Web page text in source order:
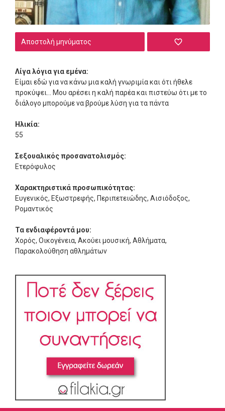
Αποστολή μηνύματος
Λίγα λόγια για εμένα:
Είμαι εδώ για να κάνω μια καλή γνωριμία και ότι ήθελε
προκύψει... Μου αρέσει η καλή παρέα και πιστεύω ότι με το
διάλογο μπορούμε να βρούμε λύση για τα πάντα
Ηλικία:
55
Σεξουαλικός προσανατολισμός:
Ετερόφυλος
Χαρακτηριστικά προσωπικότητας:
Ευγενικός, Εξωστρεφής, Περιπετειώδης, Αισιόδοξος,
Ρομαντικός
Τα ενδιαφέροντά μου:
Χορός, Οικογένεια, Ακούει μουσική, Αθλήματα,
Παρακολούθηση αθλημάτων